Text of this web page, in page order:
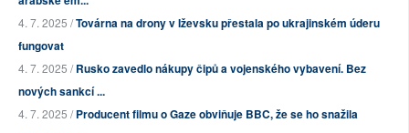
4. 7. 2025 /Továrna na drony v Iževsku přestala po ukrajinském úderu
fungovat
4. 7. 2025 /Rusko zavedlo nákupy čipů a vojenského vybavení. Bez
nových sankcí ...
4. 7. 2025 /Producent filmu o Gaze obviňuje BBC, že se ho snažila